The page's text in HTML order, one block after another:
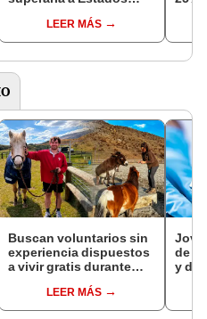
es alcanzar una
velocidad de 5.000 km/h
LEER MÁS
Buscan voluntarios sin
experiencia dispuestos
a vivir gratis durante
cuidar caballos, burros
y otros animales
LEER MÁS
de
y